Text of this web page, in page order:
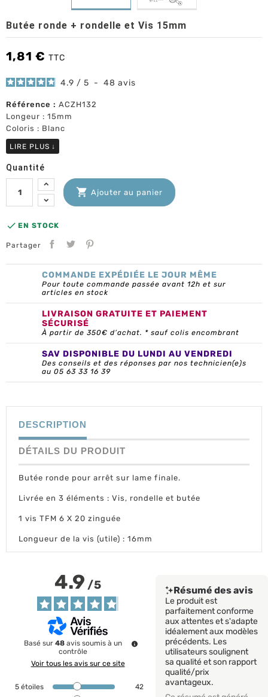
Butée ronde + rondelle et Vis 15mm
1,81 € TTC
4.9 / 5 - 48 avis
Référence : ACZH132
Longeur : 15mm
Coloris : Blanc
LIRE PLUS ↓
Quantité
 Ajouter au panier
 EN STOCK
Partager
COMMANDE EXPÉDIÉE LE JOUR MÊME
Pour toute commande passée avant 12h et sur
articles en stock
LIVRAISON GRATUITE ET PAIEMENT
SÉCURISÉ
À partir de 350€ d’achat. * sauf colis encombrant
SAV DISPONIBLE DU LUNDI AU VENDREDI
Des conseils et des réponses par nos technicien(e)s
au 05 63 33 16 39
DESCRIPTION
DÉTAILS DU PRODUIT
Butée ronde pour arrêt sur lame finale.
Livrée en 3 éléments : Vis, rondelle et butée
1 vis TFM 6 X 20 zinguée
Longueur de la vis (utile) : 16mm
4.9/5
Basé sur48 avis soumis à un
contrôle
Voir tous les avis sur ce site
5 étoiles
42
Résumé des avis
Le produit est
parfaitement conforme
aux attentes et s'adapte
idéalement aux modèles
précédents. Les
utilisateurs soulignent
sa qualité et son rapport
qualité/prix
avantageux.